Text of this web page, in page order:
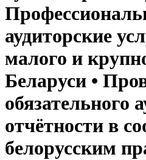
аудиторские
малого и
Беларуси •
обязательного
отчётности в
белорусским